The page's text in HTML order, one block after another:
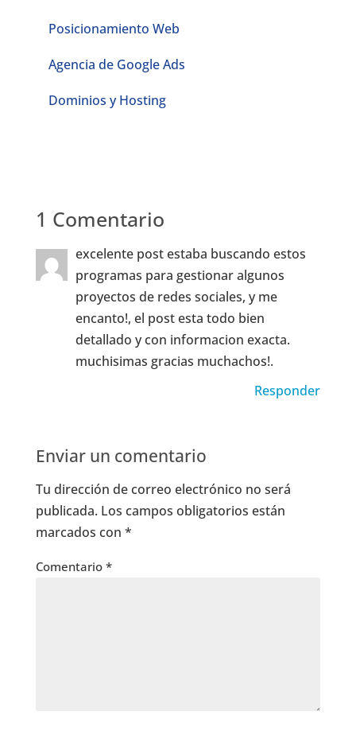
Posicionamiento Web
Agencia de Google Ads
Dominios y Hosting
1 Comentario
excelente post estaba buscando estos
programas para gestionar algunos
proyectos de redes sociales, y me
encanto!, el post esta todo bien
detallado y con informacion exacta.
muchisimas gracias muchachos!.
Responder
Enviar un comentario
Tu dirección de correo electrónico no será
publicada. Los campos obligatorios están
marcados con *
Comentario *